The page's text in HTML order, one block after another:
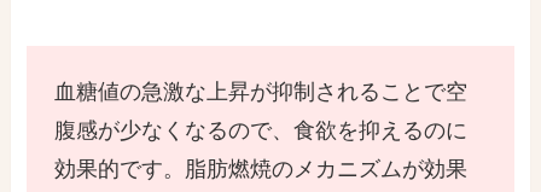
血糖値の急激な上昇が抑制されることで空
腹感が少なくなるので、食欲を抑えるのに
効果的です。脂肪燃焼のメカニズムが効果